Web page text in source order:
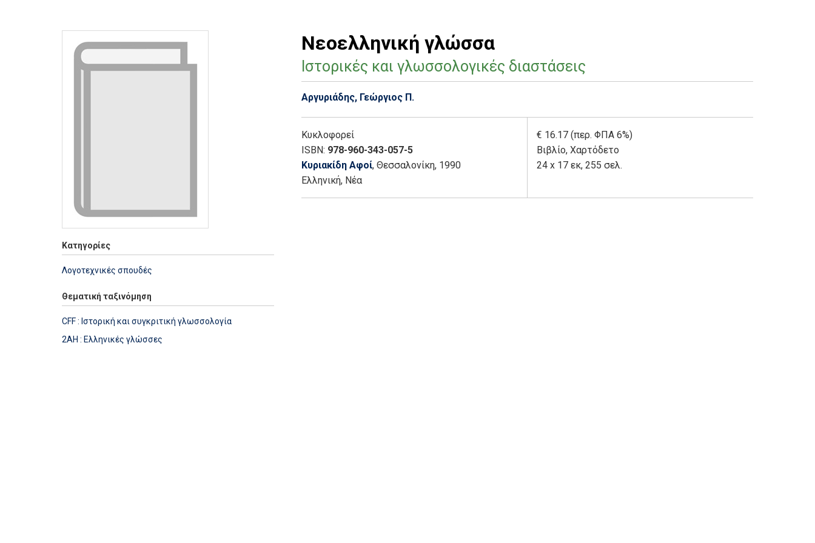
Κατηγορίες
Λογοτεχνικές σπουδές
Θεματική ταξινόμηση
CFF : Ιστορική και συγκριτική γλωσσολογία
2AH : Ελληνικές γλώσσες
Νεοελληνική γλώσσα
Ιστορικές και γλωσσολογικές διαστάσεις
Αργυριάδης, Γεώργιος Π.
Κυκλοφορεί
ISBN: 978-960-343-057-5
Κυριακίδη Αφοί, Θεσσαλονίκη, 1990
Ελληνική, Νέα
€ 16.17 (περ. ΦΠΑ 6%)
Βιβλίο, Χαρτόδετο
24 x 17 εκ, 255 σελ.